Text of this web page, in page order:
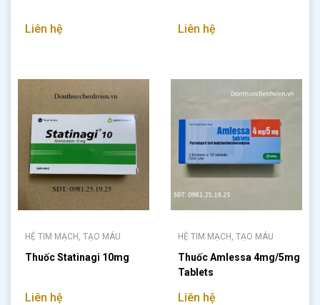
Liên hệ Liên hệ
HỆ TIM MẠCH, TẠO MÁU
Thuốc Statinagi 10mg
Liên hệ
HỆ TIM MẠCH, TẠO MÁU
Thuốc Amlessa 4mg/5mg
Tablets
Liên hệ